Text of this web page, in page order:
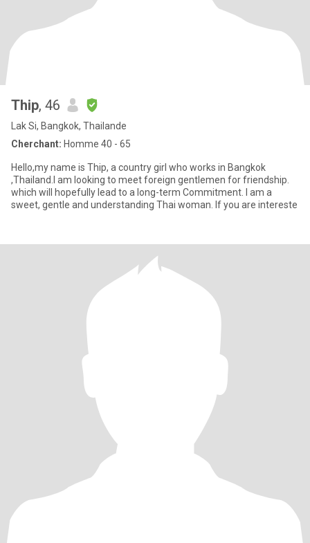
Thip, 46
Lak Si, Bangkok, Thailande
Cherchant: Homme 40 - 65
Hello,my name is Thip, a country girl who works in Bangkok
,Thailand.I am looking to meet foreign gentlemen for friendship.
which will hopefully lead to a long-term Commitment. I am a
sweet, gentle and understanding Thai woman. If you are intereste